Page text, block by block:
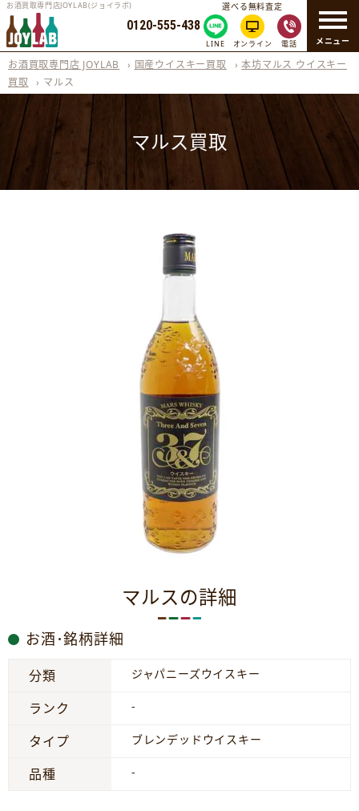
メニュー
お酒買取専門店JOYLAB(ジョイラボ)
0120-555-438
選べる無料査定
LINE オンライン 電話
お酒買取専門店 JOYLAB › 国産ウイスキー買取 ›本坊マルス ウイスキー
買取
› マルス
マルス買取
マルスの詳細
お酒･銘柄詳細
分類 ジャパニーズウイスキー
ランク -
タイプ ブレンデッドウイスキー
品種 -